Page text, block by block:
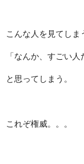
こんな人を見てしま
「なんか、すごい人
と思ってしまう。
これぞ権威。。。